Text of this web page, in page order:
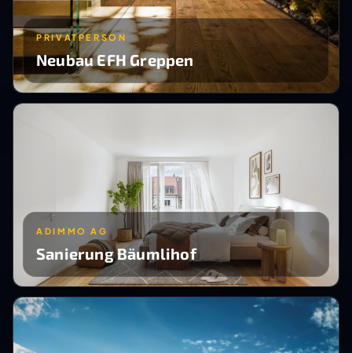
PRIVATPERSON
Neubau EFH Greppen
ADIMMO AG
Sanierung Bäumlihof